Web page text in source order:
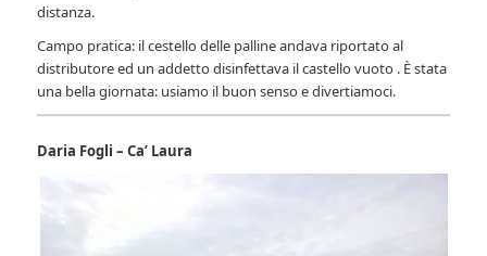
distanza.
Campo pratica: il cestello delle palline andava riportato al
distributore ed un addetto disinfettava il castello vuoto . È stata
una bella giornata: usiamo il buon senso e divertiamoci.
Daria Fogli – Ca’ Laura